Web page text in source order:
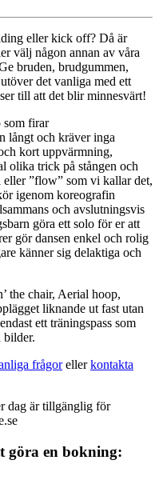
eller kick off? Då är
välj någon annan av våra
bruden, brudgummen,
det vanliga med ett
till att det blir minnesvärt!
som firar
långt och kräver inga
kort uppvärmning,
olika trick på stången och
”flow” som vi kallar det,
igenom koreografin
och avslutningsvis
göra ett solo för er att
gör dansen enkel och rolig
känner sig delaktiga och
the chair, Aerial hoop,
liknande ut fast utan
ett träningspass som
bilder.
frågorellerkontakta
dag är tillgänglig för
göra en bokning: